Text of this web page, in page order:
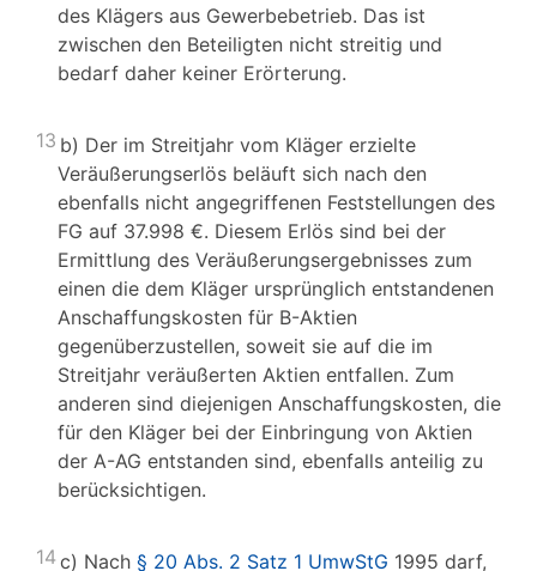
des Klägers aus Gewerbebetrieb. Das ist
zwischen den Beteiligten nicht streitig und
bedarf daher keiner Erörterung.
13 b) Der im Streitjahr vom Kläger erzielte
Veräußerungserlös beläuft sich nach den
ebenfalls nicht angegriffenen Feststellungen des
FG auf 37.998 €. Diesem Erlös sind bei der
Ermittlung des Veräußerungsergebnisses zum
einen die dem Kläger ursprünglich entstandenen
Anschaffungskosten für B-Aktien
gegenüberzustellen, soweit sie auf die im
Streitjahr veräußerten Aktien entfallen. Zum
anderen sind diejenigen Anschaffungskosten, die
für den Kläger bei der Einbringung von Aktien
der A-AG entstanden sind, ebenfalls anteilig zu
berücksichtigen.
14 c) Nach § 20 Abs. 2 Satz 1 UmwStG 1995 darf,